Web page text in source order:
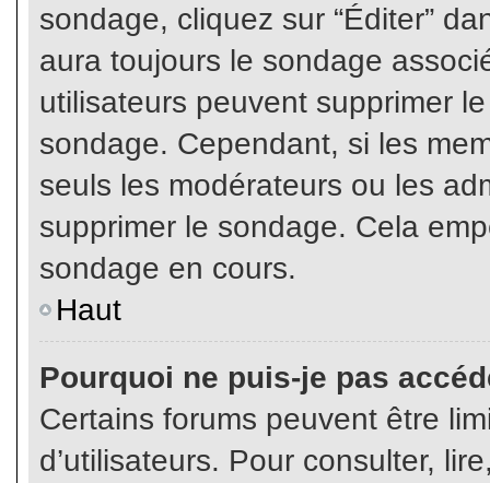
sondage, cliquez sur “Éditer”
aura toujours le sondage
utilisateurs peuvent supprimer
sondage. Cependant, si les
seuls les modérateurs ou les
supprimer le sondage. Cela
sondage en cours.
Haut
Pourquoi ne puis-je pas
Certains forums peuvent être
d’utilisateurs. Pour consulter,